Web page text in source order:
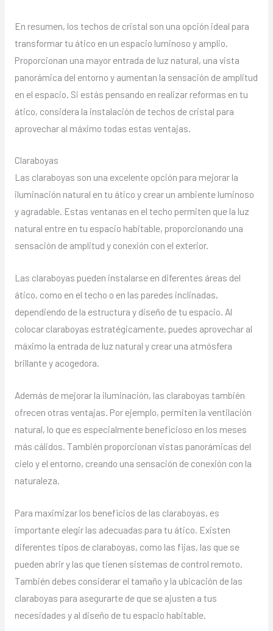
En resumen, los techos de cristal son una opción ideal para
transformar tu ático en un espacio luminoso y amplio.
Proporcionan una mayor entrada de luz natural, una vista
panorámica del entorno y aumentan la sensación de amplitud
en el espacio. Si estás pensando en realizar reformas en tu
ático, considera la instalación de techos de cristal para
aprovechar al máximo todas estas ventajas.
Claraboyas
Las claraboyas son una excelente opción para mejorar la
iluminación natural en tu ático y crear un ambiente luminoso
y agradable. Estas ventanas en el techo permiten que la luz
natural entre en tu espacio habitable, proporcionando una
sensación de amplitud y conexión con el exterior.
Las claraboyas pueden instalarse en diferentes áreas del
ático, como en el techo o en las paredes inclinadas,
dependiendo de la estructura y diseño de tu espacio. Al
colocar claraboyas estratégicamente, puedes aprovechar al
máximo la entrada de luz natural y crear una atmósfera
brillante y acogedora.
Además de mejorar la iluminación, las claraboyas también
ofrecen otras ventajas. Por ejemplo, permiten la ventilación
natural, lo que es especialmente beneficioso en los meses
más cálidos. También proporcionan vistas panorámicas del
cielo y el entorno, creando una sensación de conexión con la
naturaleza.
Para maximizar los beneficios de las claraboyas, es
importante elegir las adecuadas para tu ático. Existen
diferentes tipos de claraboyas, como las fijas, las que se
pueden abrir y las que tienen sistemas de control remoto.
También debes considerar el tamaño y la ubicación de las
claraboyas para asegurarte de que se ajusten a tus
necesidades y al diseño de tu espacio habitable.